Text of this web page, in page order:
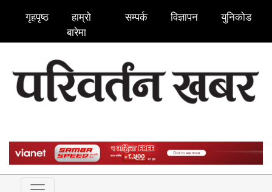
गृहपृष्ठ
हाम्रो
बारेमा
सम्पर्क विज्ञापन युनिकोड